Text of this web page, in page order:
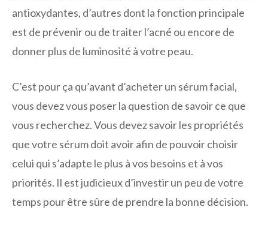
antioxydantes, d’autres dont la fonction principale
est de prévenir ou de traiter l’acné ou encore de
donner plus de luminosité à votre peau.
C’est pour ça qu’avant d’acheter un sérum facial,
vous devez vous poser la question de savoir ce que
vous recherchez. Vous devez savoir les propriétés
que votre sérum doit avoir afin de pouvoir choisir
celui qui s’adapte le plus à vos besoins et à vos
priorités. Il est judicieux d’investir un peu de votre
temps pour être sûre de prendre la bonne décision.